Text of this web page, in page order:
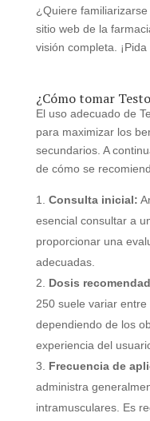
¿Quiere familiarizarse
sitio web de la
visión completa.
¿Cómo tomar
El uso adecuado de
para maximizar los
secundarios. A
de cómo se
Consulta inicial:
esencial consultar a
proporcionar una
adecuadas.
Dosis
250 suele variar
dependiendo de los
experiencia del
Frecuencia de
administra
intramusculares. Es